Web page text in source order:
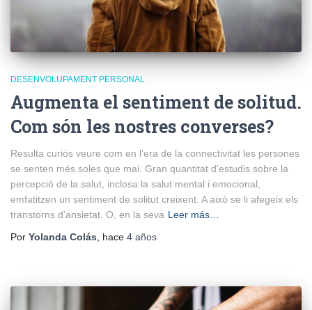
DESENVOLUPAMENT PERSONAL
Augmenta el sentiment de solitud.
Com són les nostres converses?
Resulta curiós veure com en l’era de la connectivitat les persones
se senten més soles que mai. Gran quantitat d’estudis sobre la
percepció de la salut, inclosa la salut mental i emocional,
emfatitzen un sentiment de solitut creixent. A això se li afegeix els
transtorns d’ansietat. O, en la seva Leer más…
Por Yolanda Colás, hace 4 años